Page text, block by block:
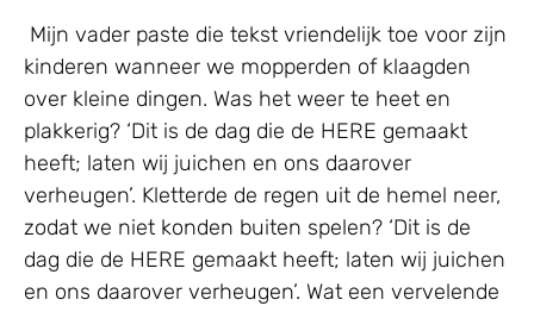
Mijn vader paste die tekst vriendelijk toe voor zijn
kinderen wanneer we mopperden of klaagden
over kleine dingen. Was het weer te heet en
plakkerig? ‘Dit is de dag die de HERE gemaakt
heeft; laten wij juichen en ons daarover
verheugen’. Kletterde de regen uit de hemel neer,
zodat we niet konden buiten spelen? ‘Dit is de
dag die de HERE gemaakt heeft; laten wij juichen
en ons daarover verheugen’. Wat een vervelende